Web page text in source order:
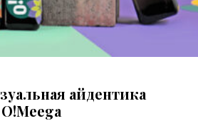
айдентика